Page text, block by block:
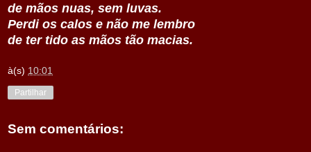
de mãos nuas, sem luvas.
Perdi os calos e não me lembro
de ter tido as mãos tão macias.
à(s) 10:01
Partilhar
Sem comentários: